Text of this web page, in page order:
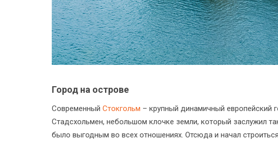
Город на острове
Современный Стокгольм – крупный динамичный европейский
Стадсхольмен, небольшом клочке земли, который заслужил
было выгодным во всех отношениях. Отсюда и начал